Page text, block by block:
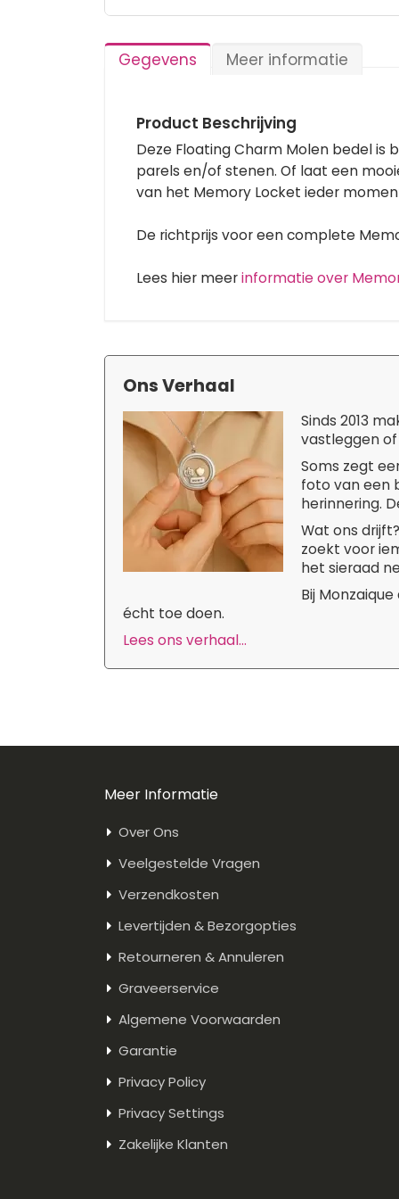
naar
het
afbeeldingen-
Gegevens
Product Beschrijving
Deze Floating Charm Molen bedel is
parels en/of stenen. Of laat een
van het Memory Locket ieder
De richtprijs voor een complete
Lees hier meerinformatie over
Meer informatie
Ons Verhaal
Sinds 2013
vastleggen
Soms zegt
foto van een
herinnering.
Wat ons
zoekt voor
het sieraad
Bij
écht toe doen.
Lees ons verhaal...
Meer Informatie
Over Ons
Veelgestelde Vragen
Verzendkosten
Levertijden & Bezorgopties
Retourneren & Annuleren
Graveerservice
Algemene Voorwaarden
Garantie
Privacy Policy
Privacy Settings
Zakelijke Klanten